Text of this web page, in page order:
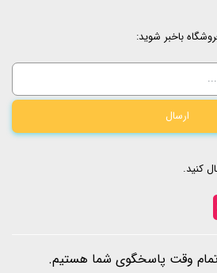
باخبر شوید:
کنید.
وقت پاسخگوی شما هستیم.